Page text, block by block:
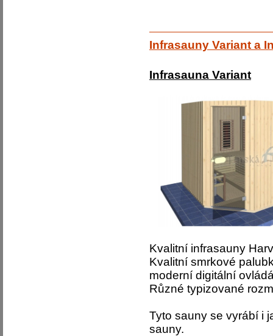
Infrasauny Variant a
Infrasauna Variant
Kvalitní infrasauny
Kvalitní smrkové
moderní digitální
Různé typizované
Tyto sauny se vyrábí i
sauny.